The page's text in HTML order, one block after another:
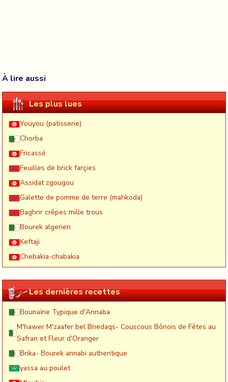
À lire aussi
Les plus lues
Youyou (patisserie)
Chorba
Fricassé
Feuilles de brick farçies
Assidat zgougou
Galette de pomme de terre (mahkoda)
Baghrir crêpes mille trous
Bourek algerien
Keftaji
Chebakia-chabakia
Les dernières recettes
Bounaïne Typique d'Annaba
M'hawer M'zaafer bel Bnedaqs- Couscous Bônois de Fêtes au
Safran et Fleur d'Oranger
Brika- Bourek annabi authentique
yassa au poulet